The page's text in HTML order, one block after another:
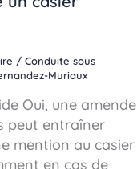
/ Conduite sous
Muriaux
Oui, une amende
peut entraîner
mention au casier
en cas de